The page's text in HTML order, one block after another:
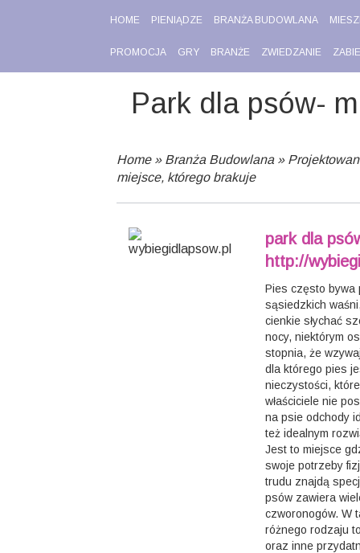
HOME PIENIĄDZE BRANŻA BUDOWLANA
PROMOCJA GRY BRANŻE ZWIEDZANIE
Park dla psów-
Home» Branża Budowlana»
miejsce, którego brakuje
park dla
http://
Pies często bywa
sąsiedzkich
cienkie słychać
nocy, niektórym
stopnia, że
dla którego pies
nieczystości,
właściciele nie
na psie odchody
też idealnym
Jest to miejsce
swoje potrzeby
trudu znajdą
psów zawiera
czworonogów. W
różnego rodzaju
oraz inne